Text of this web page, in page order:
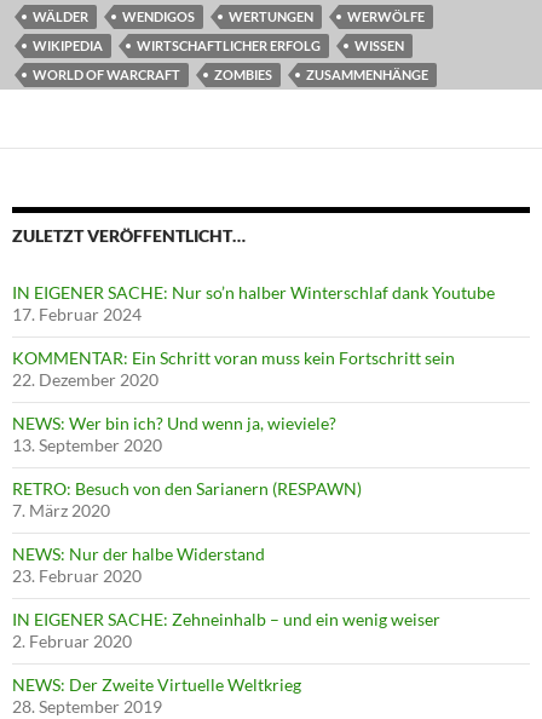
WÄLDER WENDIGOS WERTUNGEN
WERWÖLFE
WIKIPEDIA
WIRTSCHAFTLICHER ERFOLG
WISSEN
WORLD OF WARCRAFT
ZOMBIES ZUSAMMENHÄNGE
ZULETZT VERÖFFENTLICHT…
IN EIGENER SACHE: Nur so’n halber Winterschlaf dank Youtube
17. Februar 2024
KOMMENTAR: Ein Schritt voran muss kein Fortschritt sein
22. Dezember 2020
NEWS: Wer bin ich? Und wenn ja, wieviele?
13. September 2020
RETRO: Besuch von den Sarianern (RESPAWN)
7. März 2020
NEWS: Nur der halbe Widerstand
23. Februar 2020
IN EIGENER SACHE: Zehneinhalb – und ein wenig weiser
2. Februar 2020
NEWS: Der Zweite Virtuelle Weltkrieg
28. September 2019